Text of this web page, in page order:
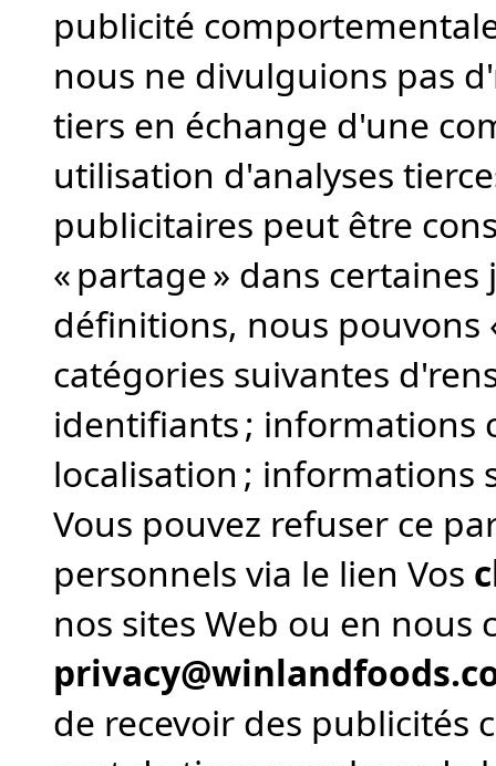
publicité
nous ne divulguions pas
tiers en échange d'une
utilisation d'analyses
publicitaires peut être
« partage » dans
définitions, nous pouvons
catégories suivantes
identifiants ; informations
localisation ; informations
Vous pouvez refuser ce
personnels via le lien Vos
nos sites Web ou en
de recevoir des publicités